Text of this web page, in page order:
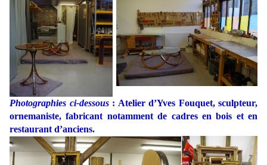
Photographies ci-dessous : Atelier d’Yves Fouquet, sculpteur,
ornemaniste, fabricant notamment de cadres en bois et en
restaurant d’anciens.